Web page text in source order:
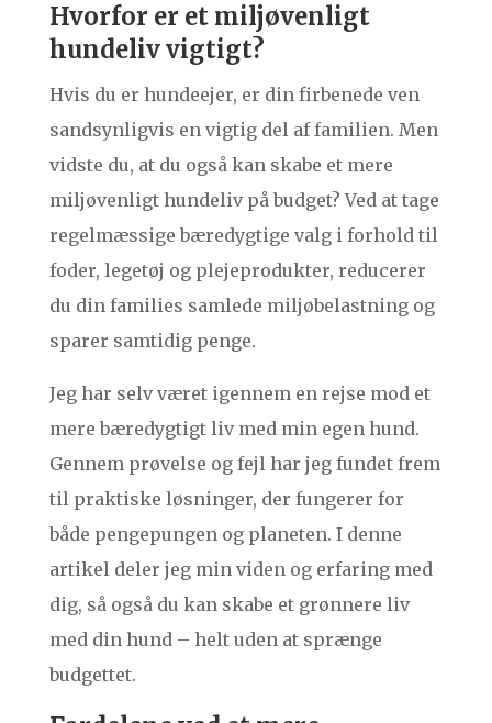
Hvorfor er et miljøvenligt
hundeliv vigtigt?
Hvis du er hundeejer, er din firbenede ven
sandsynligvis en vigtig del af familien. Men
vidste du, at du også kan skabe et mere
miljøvenligt hundeliv på budget? Ved at tage
regelmæssige bæredygtige valg i forhold til
foder, legetøj og plejeprodukter, reducerer
du din families samlede miljøbelastning og
sparer samtidig penge.
Jeg har selv været igennem en rejse mod et
mere bæredygtigt liv med min egen hund.
Gennem prøvelse og fejl har jeg fundet frem
til praktiske løsninger, der fungerer for
både pengepungen og planeten. I denne
artikel deler jeg min viden og erfaring med
dig, så også du kan skabe et grønnere liv
med din hund – helt uden at sprænge
budgettet.